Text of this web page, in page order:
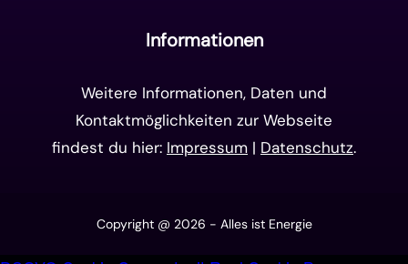
Informationen
Weitere Informationen, Daten und
Kontaktmöglichkeiten zur Webseite
findest du hier: Impressum | Datenschutz.
Copyright @ 2026 - Alles ist Energie